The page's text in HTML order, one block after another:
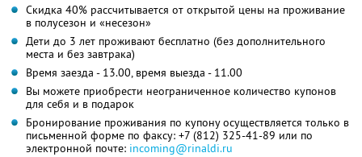
Скидка 40% рассчитывается от открытой цены на проживание
в полусезон и «несезон»
Дети до 3 лет проживают бесплатно (без дополнительного
места и без завтрака)
Время заезда - 13.00, время выезда - 11.00
Вы можете приобрести неограниченное количество купонов
для себя и в подарок
Бронирование проживания по купону осуществляется только в
письменной форме по факсу: +7 (812) 325-41-89 или по
электронной почте: incoming@rinaldi.ru